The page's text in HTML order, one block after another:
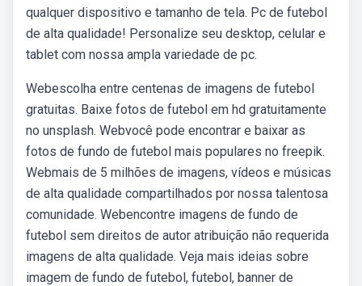
qualquer dispositivo e tamanho de tela. Pc de futebol
de alta qualidade! Personalize seu desktop, celular e
tablet com nossa ampla variedade de pc.
Webescolha entre centenas de imagens de futebol
gratuitas. Baixe fotos de futebol em hd gratuitamente
no unsplash. Webvocê pode encontrar e baixar as
fotos de fundo de futebol mais populares no freepik.
Webmais de 5 milhões de imagens, vídeos e músicas
de alta qualidade compartilhados por nossa talentosa
comunidade. Webencontre imagens de fundo de
futebol sem direitos de autor atribuição não requerida
imagens de alta qualidade. Veja mais ideias sobre
imagem de fundo de futebol, futebol, banner de